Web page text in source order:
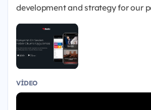
development and strategy for our
VIDEO